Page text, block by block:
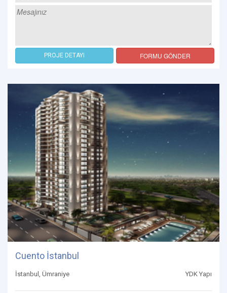
PROJE DETAYI FORMU GÖNDER
Cuento İstanbul
İstanbul, Ümraniye YDK Yapı